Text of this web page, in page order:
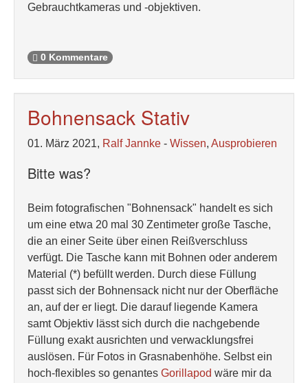
Gebrauchtkameras und -objektiven.
0 Kommentare
Bohnensack Stativ
01. März 2021, Ralf Jannke - Wissen, Ausprobieren
Bitte was?
Beim fotografischen "Bohnensack" handelt es sich
um eine etwa 20 mal 30 Zentimeter große Tasche,
die an einer Seite über einen Reißverschluss
verfügt. Die Tasche kann mit Bohnen oder anderem
Material (*) befüllt werden. Durch diese Füllung
passt sich der Bohnensack nicht nur der Oberfläche
an, auf der er liegt. Die darauf liegende Kamera
samt Objektiv lässt sich durch die nachgebende
Füllung exakt ausrichten und verwacklungsfrei
auslösen. Für Fotos in Grasnabenhöhe. Selbst ein
hoch-flexibles so genantes Gorillapod wäre mir da